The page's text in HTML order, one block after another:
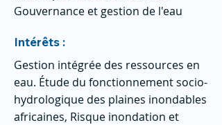
Gouvernance et gestion de l'eau
Intérêts :
Gestion intégrée des ressources en
eau. Étude du fonctionnement socio-
hydrologique des plaines inondables
africaines, Risque inondation et